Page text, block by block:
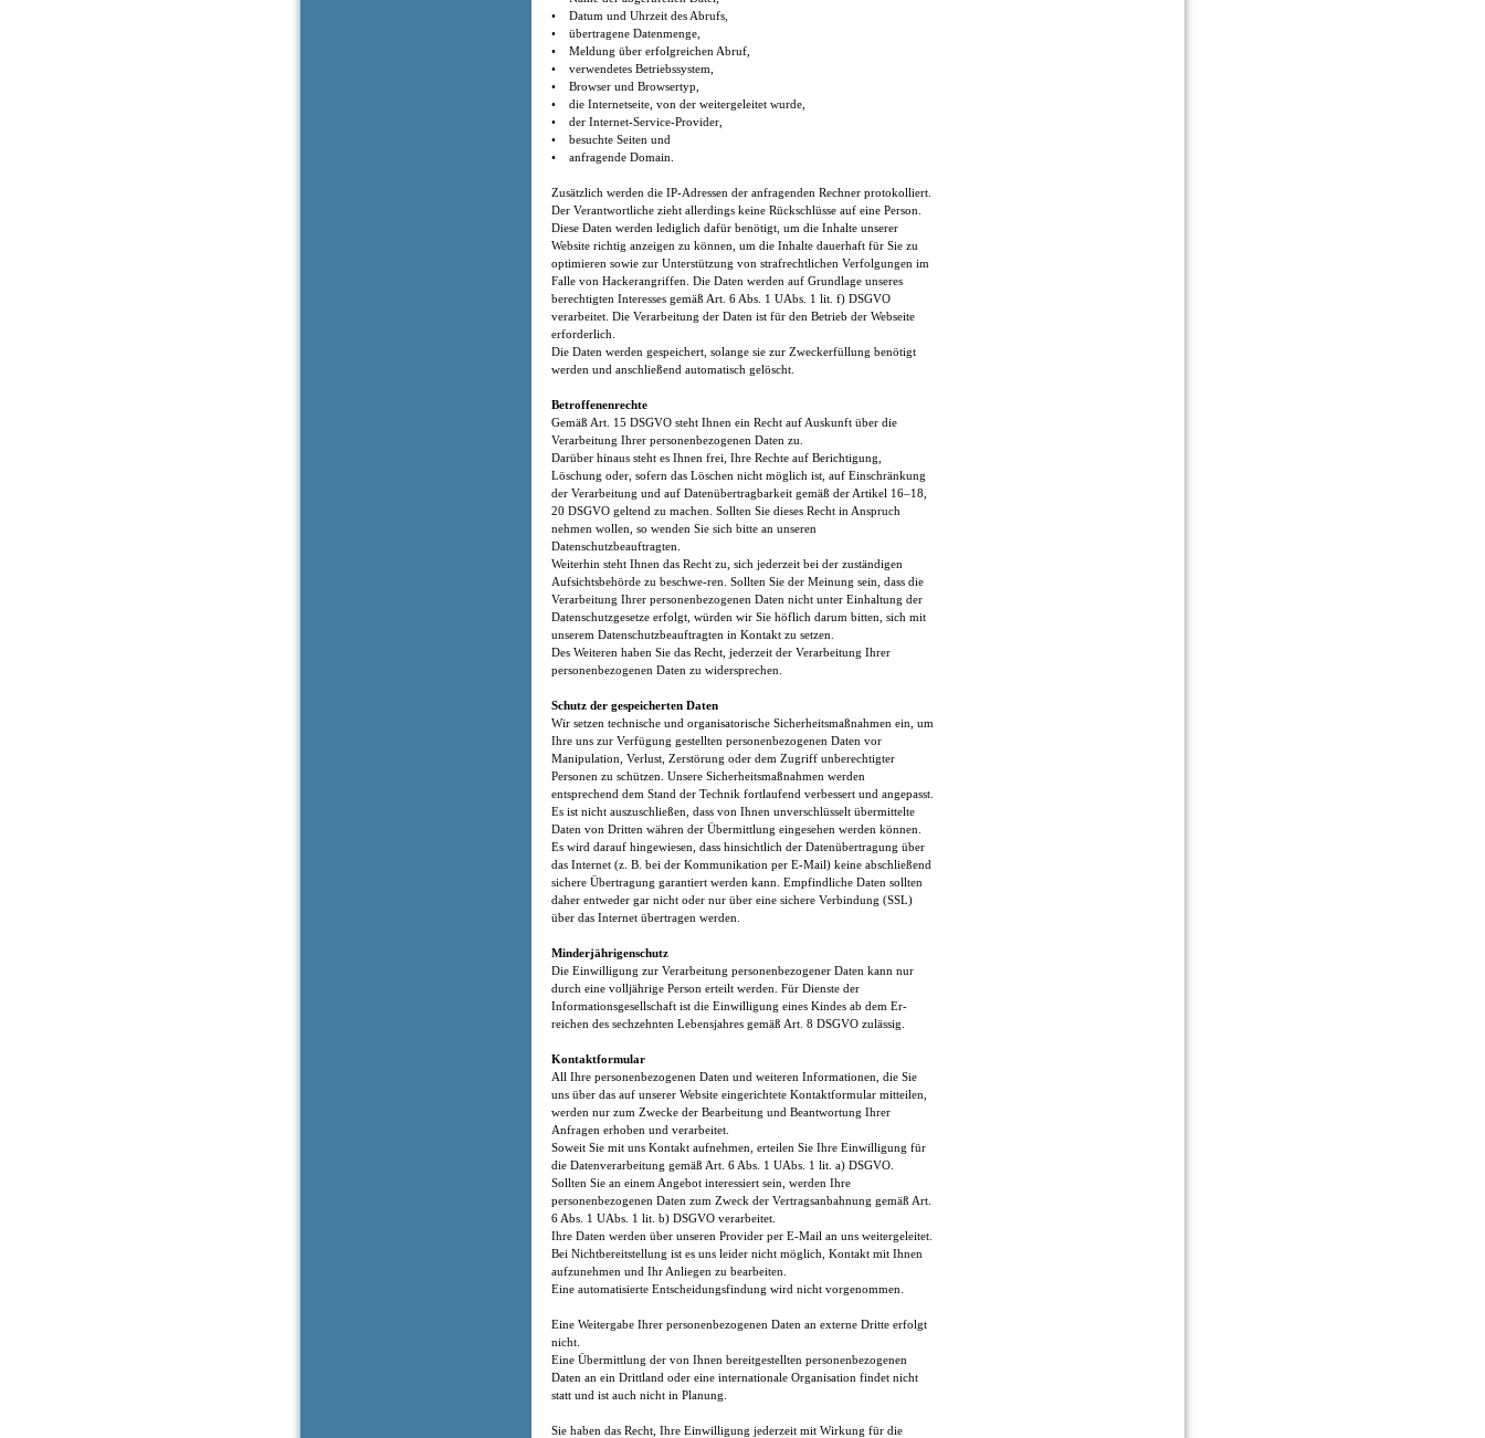
• Datum und Uhrzeit des Abrufs,
• übertragene Datenmenge,
• Meldung über erfolgreichen Abruf,
• verwendetes Betriebssystem,
• Browser und Browsertyp,
• die Internetseite, von der weitergeleitet wurde,
• der Internet-Service-Provider,
• besuchte Seiten und
• anfragende Domain.
Zusätzlich werden die IP-Adressen der anfragenden Rechner protokolliert.
Der Verantwortliche zieht allerdings keine Rückschlüsse auf eine Person.
Diese Daten werden lediglich dafür benötigt, um die Inhalte unserer
Website richtig anzeigen zu können, um die Inhalte dauerhaft für Sie zu
optimieren sowie zur Unterstützung von strafrechtlichen Verfolgungen im
Falle von Hackerangriffen. Die Daten werden auf Grundlage unseres
berechtigten Interesses gemäß Art. 6 Abs. 1 UAbs. 1 lit. f) DSGVO
verarbeitet. Die Verarbeitung der Daten ist für den Betrieb der Webseite
erforderlich.
Die Daten werden gespeichert, solange sie zur Zweckerfüllung benötigt
werden und anschließend automatisch gelöscht.
Betroffenenrechte
Gemäß Art. 15 DSGVO steht Ihnen ein Recht auf Auskunft über die
Verarbeitung Ihrer personenbezogenen Daten zu.
Darüber hinaus steht es Ihnen frei, Ihre Rechte auf Berichtigung,
Löschung oder, sofern das Löschen nicht möglich ist, auf Einschränkung
der Verarbeitung und auf Datenübertragbarkeit gemäß der Artikel 16–18,
20 DSGVO geltend zu machen. Sollten Sie dieses Recht in Anspruch
nehmen wollen, so wenden Sie sich bitte an unseren
Datenschutzbeauftragten.
Weiterhin steht Ihnen das Recht zu, sich jederzeit bei der zuständigen
Aufsichtsbehörde zu beschwe-ren. Sollten Sie der Meinung sein, dass die
Verarbeitung Ihrer personenbezogenen Daten nicht unter Einhaltung der
Datenschutzgesetze erfolgt, würden wir Sie höflich darum bitten, sich mit
unserem Datenschutzbeauftragten in Kontakt zu setzen.
Des Weiteren haben Sie das Recht, jederzeit der Verarbeitung Ihrer
personenbezogenen Daten zu widersprechen.
Schutz der gespeicherten Daten
Wir setzen technische und organisatorische Sicherheitsmaßnahmen ein, um
Ihre uns zur Verfügung gestellten personenbezogenen Daten vor
Manipulation, Verlust, Zerstörung oder dem Zugriff unberechtigter
Personen zu schützen. Unsere Sicherheitsmaßnahmen werden
entsprechend dem Stand der Technik fortlaufend verbessert und angepasst.
Es ist nicht auszuschließen, dass von Ihnen unverschlüsselt übermittelte
Daten von Dritten währen der Übermittlung eingesehen werden können.
Es wird darauf hingewiesen, dass hinsichtlich der Datenübertragung über
das Internet (z. B. bei der Kommunikation per E-Mail) keine abschließend
sichere Übertragung garantiert werden kann. Empfindliche Daten sollten
daher entweder gar nicht oder nur über eine sichere Verbindung (SSL)
über das Internet übertragen werden.
Minderjährigenschutz
Die Einwilligung zur Verarbeitung personenbezogener Daten kann nur
durch eine volljährige Person erteilt werden. Für Dienste der
Informationsgesellschaft ist die Einwilligung eines Kindes ab dem Er-
reichen des sechzehnten Lebensjahres gemäß Art. 8 DSGVO zulässig.
Kontaktformular
All Ihre personenbezogenen Daten und weiteren Informationen, die Sie
uns über das auf unserer Website eingerichtete Kontaktformular mitteilen,
werden nur zum Zwecke der Bearbeitung und Beantwortung Ihrer
Anfragen erhoben und verarbeitet.
Soweit Sie mit uns Kontakt aufnehmen, erteilen Sie Ihre Einwilligung für
die Datenverarbeitung gemäß Art. 6 Abs. 1 UAbs. 1 lit. a) DSGVO.
Sollten Sie an einem Angebot interessiert sein, werden Ihre
personenbezogenen Daten zum Zweck der Vertragsanbahnung gemäß Art.
6 Abs. 1 UAbs. 1 lit. b) DSGVO verarbeitet.
Ihre Daten werden über unseren Provider per E-Mail an uns weitergeleitet.
Bei Nichtbereitstellung ist es uns leider nicht möglich, Kontakt mit Ihnen
aufzunehmen und Ihr Anliegen zu bearbeiten.
Eine automatisierte Entscheidungsfindung wird nicht vorgenommen.
Eine Weitergabe Ihrer personenbezogenen Daten an externe Dritte erfolgt
nicht.
Eine Übermittlung der von Ihnen bereitgestellten personenbezogenen
Daten an ein Drittland oder eine internationale Organisation findet nicht
statt und ist auch nicht in Planung.
Sie haben das Recht, Ihre Einwilligung jederzeit mit Wirkung für die